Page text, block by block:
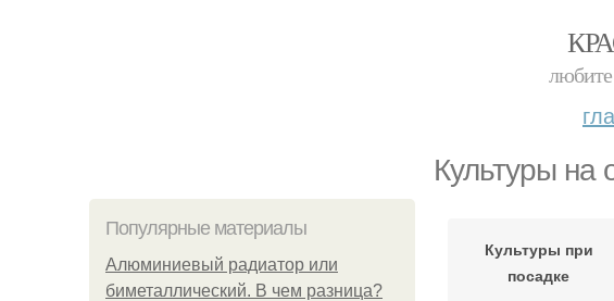
Культуры на
Популярные материалы
Алюминиевый радиатор или
биметаллический. В чем разница?
Культуры при
посадке